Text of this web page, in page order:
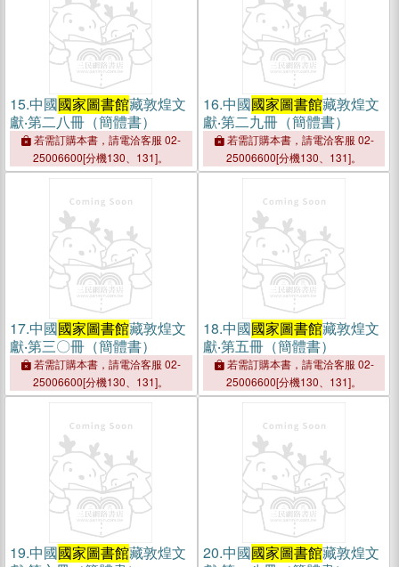
15.中國國家圖書館藏敦煌文
獻‧第二八冊（簡體書）
若需訂購本書，請電洽客服 02-
25006600[分機130、131]。
16.中國國家圖書館藏敦煌文
獻‧第二九冊（簡體書）
若需訂購本書，請電洽客服 02-
25006600[分機130、131]。
17.中國國家圖書館藏敦煌文
獻‧第三〇冊（簡體書）
若需訂購本書，請電洽客服 02-
25006600[分機130、131]。
18.中國國家圖書館藏敦煌文
獻‧第五冊（簡體書）
若需訂購本書，請電洽客服 02-
25006600[分機130、131]。
19.中國國家圖書館藏敦煌文
20.中國國家圖書館藏敦煌文